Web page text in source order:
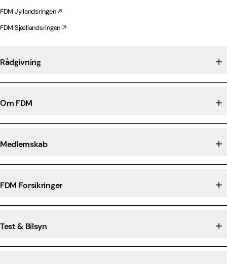
FDM Jyllandsringen
FDM Sjællandsringen
Rådgivning
Om FDM
Medlemskab
FDM Forsikringer
Test & Bilsyn